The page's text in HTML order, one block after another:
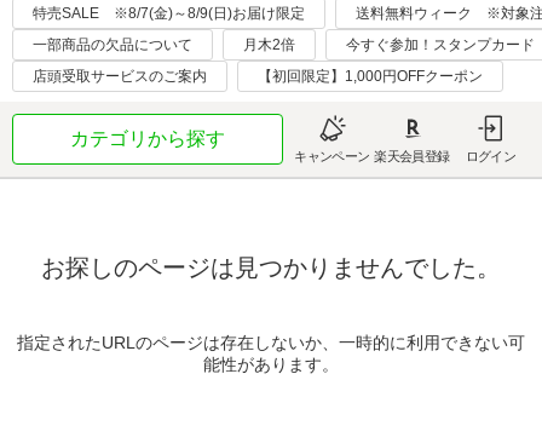
特売SALE ※8/7(金)～8/9(日)お届け限定
送料無料ウィーク ※対象
一部商品の欠品について
月木2倍
今すぐ参加！スタンプカード
店頭受取サービスのご案内
【初回限定】1,000円OFFクーポン
カテゴリから探す
キャンペーン 楽天会員登録 ログイン
お探しのページは見つかりませんでした。
指定されたURLのページは存在しないか、一時的に利用できない可
能性があります。